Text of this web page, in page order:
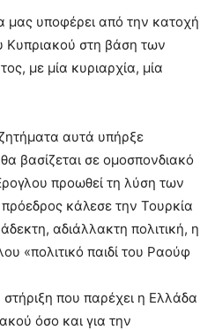
μας υποφέρει από την κατοχή
Κυπριακού στη βάση των
με μία κυριαρχία, μία
αυτά υπήρξε
βασίζεται σε ομοσπονδιακό
προωθεί τη λύση των
κάλεσε την Τουρκία
αδιάλλακτη πολιτική, η
«πολιτικό παιδί του Ραούφ
που παρέχει η Ελλάδα
όσο και για την